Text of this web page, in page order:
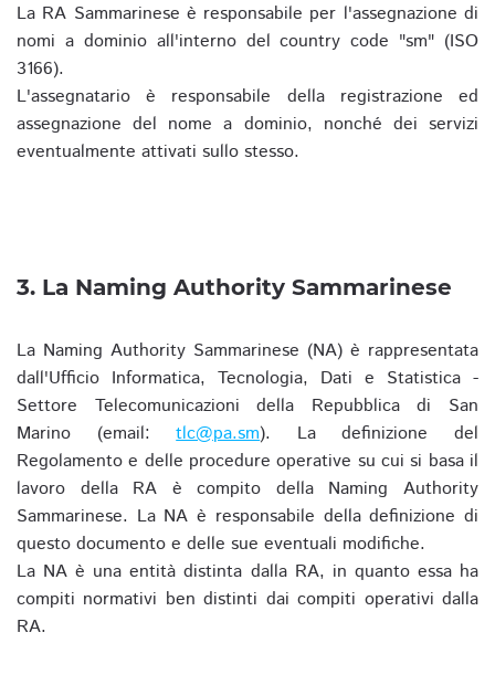
La RA Sammarinese è responsabile per l'assegnazione di
nomi a dominio all'interno del country code "sm" (ISO
3166).
L'assegnatario è responsabile della registrazione ed
assegnazione del nome a dominio, nonché dei servizi
eventualmente attivati sullo stesso.
3. La Naming Authority Sammarinese
La Naming Authority Sammarinese (NA) è rappresentata
dall'Ufficio Informatica, Tecnologia, Dati e Statistica -
Settore Telecomunicazioni della Repubblica di San
Marino (email:tlc@pa.sm). La definizione del
Regolamento e delle procedure operative su cui si basa il
lavoro della RA è compito della Naming Authority
Sammarinese. La NA è responsabile della definizione di
questo documento e delle sue eventuali modifiche.
La NA è una entità distinta dalla RA, in quanto essa ha
compiti normativi ben distinti dai compiti operativi dalla
RA.